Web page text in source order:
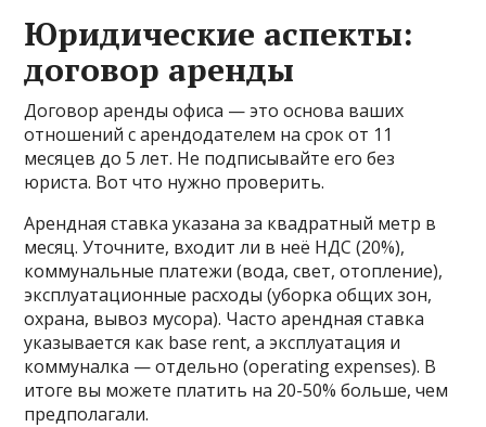
Юридические аспекты:
договор аренды
Договор аренды офиса — это основа ваших
отношений с арендодателем на срок от 11
месяцев до 5 лет. Не подписывайте его без
юриста. Вот что нужно проверить.
Арендная ставка указана за квадратный метр в
месяц. Уточните, входит ли в неё НДС (20%),
коммунальные платежи (вода, свет, отопление),
эксплуатационные расходы (уборка общих зон,
охрана, вывоз мусора). Часто арендная ставка
указывается как base rent, а эксплуатация и
коммуналка — отдельно (operating expenses). В
итоге вы можете платить на 20-50% больше, чем
предполагали.